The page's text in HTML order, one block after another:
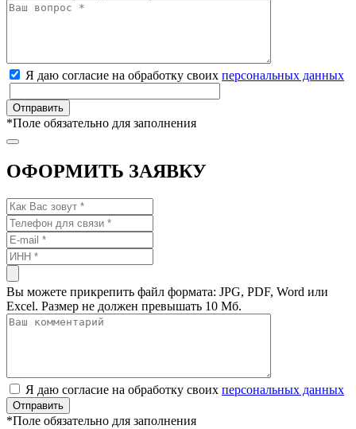
Я даю согласие на обработку своих персональных данных
*Поле обязательно для заполнения
ОФОРМИТЬ ЗАЯВКУ
Вы можете прикрепить файл формата: JPG, PDF, Word или
Excel. Размер не должен превышать 10 Мб.
Я даю согласие на обработку своих персональных данных
*Поле обязательно для заполнения